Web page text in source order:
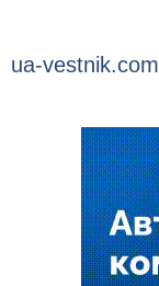
ua-vestnik.com